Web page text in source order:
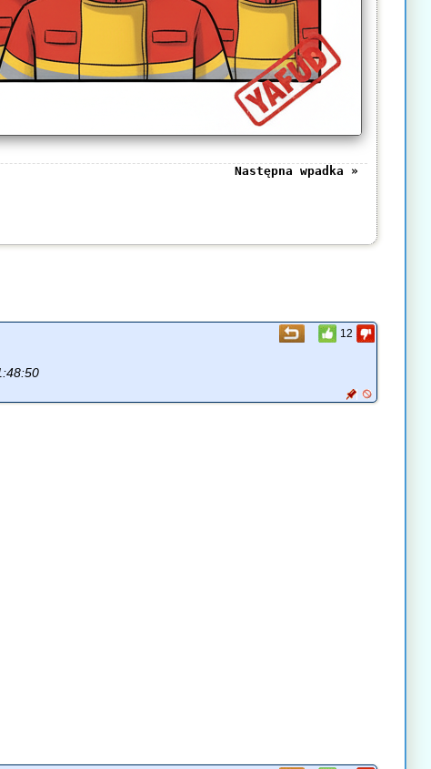
Następna wpadka »
12